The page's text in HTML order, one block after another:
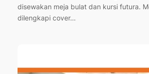
disewakan meja bulat dan kursi futura.
dilengkapi cover…